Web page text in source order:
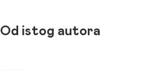
Od istog autora